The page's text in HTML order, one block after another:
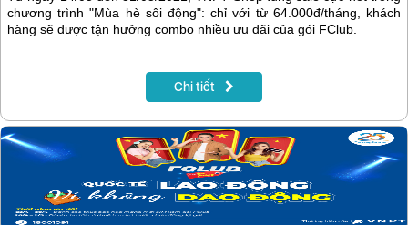
chương trình "Mùa hè sôi động": chỉ với từ 64.000đ/tháng, khách
hàng sẽ được tận hưởng combo nhiều ưu đãi của gói FClub.
Chi tiết